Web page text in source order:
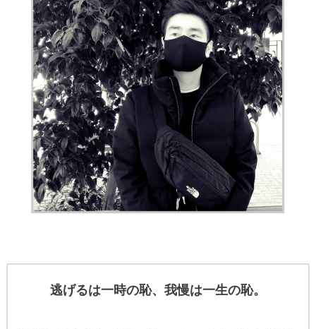
逃げるは一時の恥、我慢は一生の恥。